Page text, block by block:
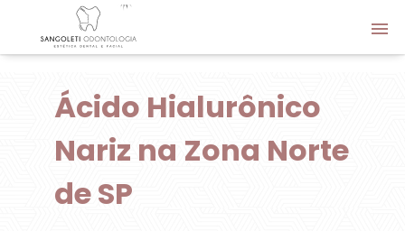
Ácido Hialurônico
Nariz na Zona Norte
de SP